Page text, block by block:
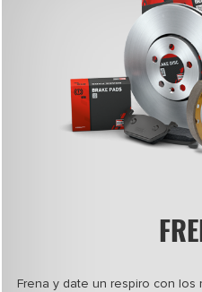
Frena y date un respiro con los